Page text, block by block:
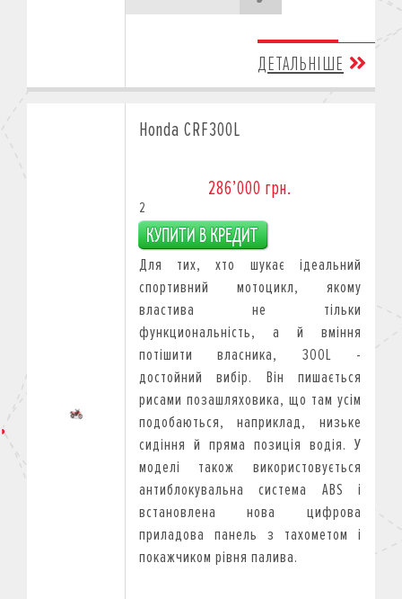
Акційні ціни діють на мотоцикли
дистриб’ютора і до повного
мотоциклів 2025 року виробництва.
ДЕТАЛЬНІШЕ
Honda CRF300L
286’000 грн.
2
Для тих, хто шукає ідеальний
спортивний мотоцикл, якому
властива не тільки
функциональність, а й вміння
потішити власника, 300L -
достойний вибір. Він пишається
рисами позашляховика, що там усім
подобаються, наприклад, низьке
сидіння й пряма позиція водія. У
моделі також використовується
антиблокувальна система ABS і
встановлена нова цифрова
приладова панель з тахометом і
покажчиком рівня палива.